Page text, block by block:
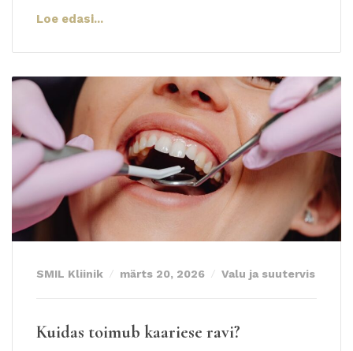
Loe edasi...
SMIL Kliinik märts 20, 2026 Valu ja suutervis
Kuidas toimub kaariese ravi?